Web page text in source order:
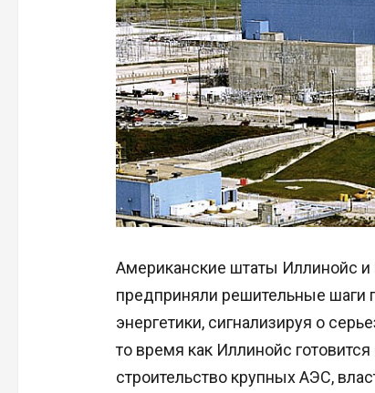
Американские штаты Иллинойс
предприняли решительные шаги
энергетики, сигнализируя о
то время как Иллинойс
строительство крупных АЭС,